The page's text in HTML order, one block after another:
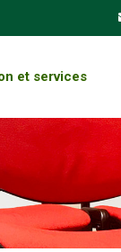
et services